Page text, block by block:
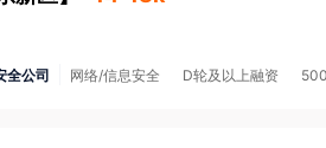
全公司 网络/信息安全 D轮及以上融资